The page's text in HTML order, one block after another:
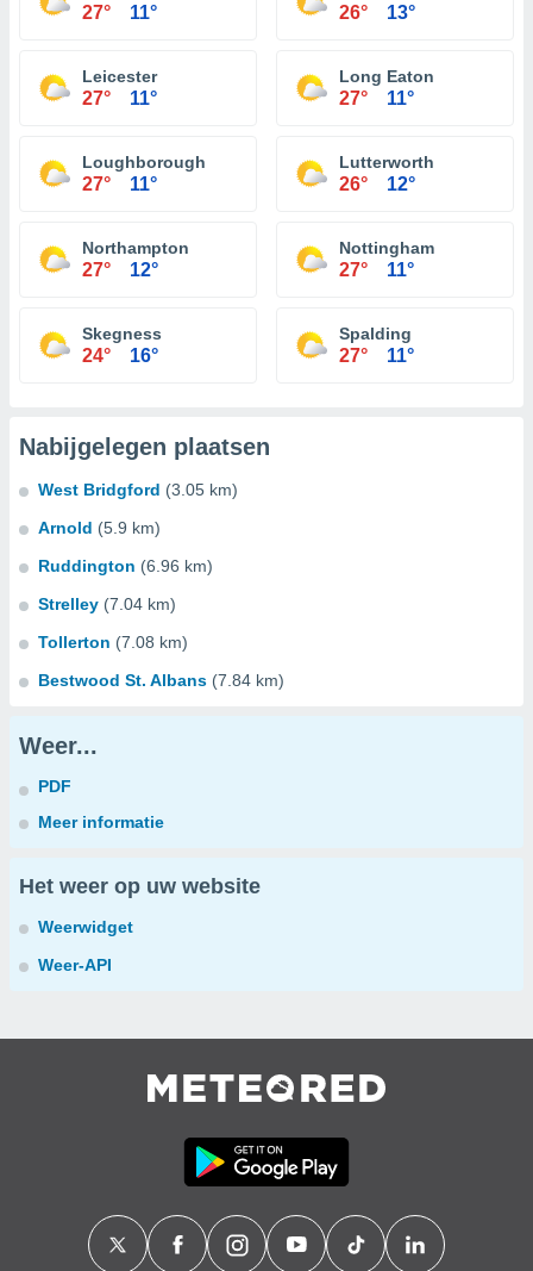
27° 11° 26° 13°
Leicester
27° 11°
Long Eaton
27° 11°
Loughborough
27° 11°
Lutterworth
26° 12°
Northampton
27° 12°
Nottingham
27° 11°
Skegness
24° 16°
Spalding
27° 11°
Nabijgelegen plaatsen
West Bridgford (3.05 km)
Arnold (5.9 km)
Ruddington (6.96 km)
Strelley (7.04 km)
Tollerton (7.08 km)
Bestwood St. Albans (7.84 km)
Weer...
PDF
Meer informatie
Het weer op uw website
Weerwidget
Weer-API